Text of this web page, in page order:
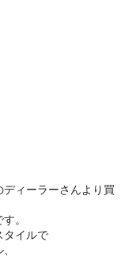
ィーラーさんより買
。
タイルで